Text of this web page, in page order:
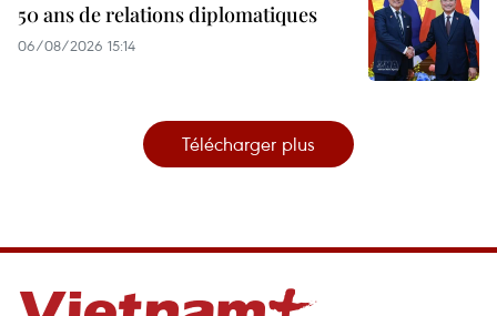
50 ans de relations diplomatiques
06/08/2026 15:14
Télécharger plus